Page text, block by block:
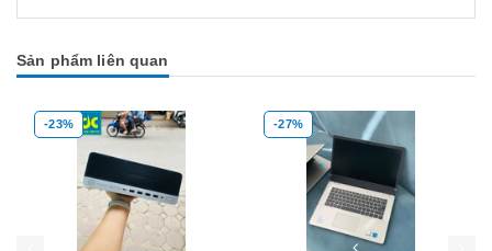
Sản phẩm liên quan
-27%
Mua hàng Mua hàng